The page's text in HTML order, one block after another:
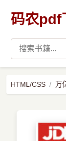
码农pdf
HTML/CSS 万